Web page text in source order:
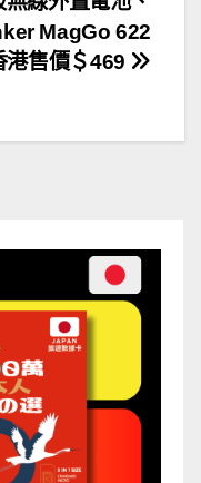
MagGo 622
港售價＄469